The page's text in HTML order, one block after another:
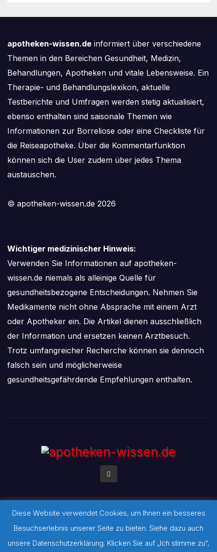
apotheken-wissen.de informiert über verschiedene
Themen in den Bereichen Gesundheit, Medizin,
Behandlungen, Apotheken und vitale Lebensweise. Ein
Therapie- und Behandlungslexikon, aktuelle
Testberichte und Umfragen werden stetig aktualisiert,
ebenso enthalten sind saisonale Themen wie
Informationen zur Borreliose oder eine Checkliste für
die Reiseapotheke. Über die Kommentarfunktion
können sich die User zudem über jedes Thema
austauschen.
© apotheken-wissen.de 2026
Wichtiger medizinischer Hinweis:
Verwenden Sie Informationen auf apotheken-
wissen.de niemals als alleinige Quelle für
gesundheitsbezogene Entscheidungen. Nehmen Sie
Medikamente nicht ohne Absprache mit einem Arzt
oder Apotheker ein. Die Artikel dienen ausschließlich
der Information und ersetzen keinen Arztbesuch.
Trotz umfangreicher Recherche können sie dennoch
falsch sein und möglicherweise
gesundheitsgefährdende Empfehlungen enthalten.
Themeansar
Diese Website verwendet Cookies, um Ihnen ein besseres
Besuchserlebnis unserer Seite zu bieten. Siehe dazu auch
unsere Datenschutzerklärung. Klicken Sie auf „Ich stimme zu“,